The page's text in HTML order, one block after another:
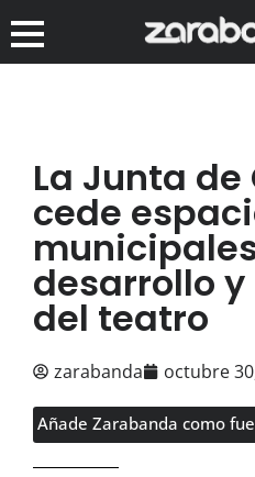
La Junta de
cede
desarrollo
del teatro
zarabanda octubre
Añade Zarabanda como